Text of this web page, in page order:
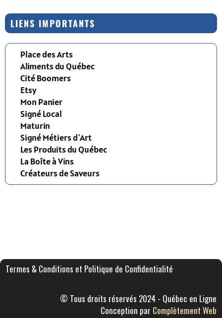
LIENS IMPORTANTS
Place des Arts
Aliments du Québec
Cité Boomers
Etsy
Mon Panier
Signé Local
Maturin
Signé Métiers d'Art
Les Produits du Québec
La Boîte à Vins
Créateurs de Saveurs
Termes & Conditions et Politique de Confidentialité
© Tous droits réservés 2024 - Québec en Ligne
Conception par Complètement Web